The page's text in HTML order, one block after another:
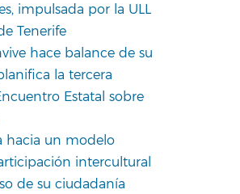
impulsada por la ULL
Tenerife
hace balance de su
la tercera
Estatal sobre
hacia un modelo
intercultural
de su ciudadanía